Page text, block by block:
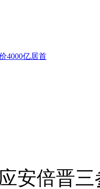
4000亿居首
重伤
倍晋三